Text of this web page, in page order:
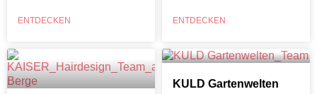
ENTDECKEN ENTDECKEN
KULD Gartenwelten